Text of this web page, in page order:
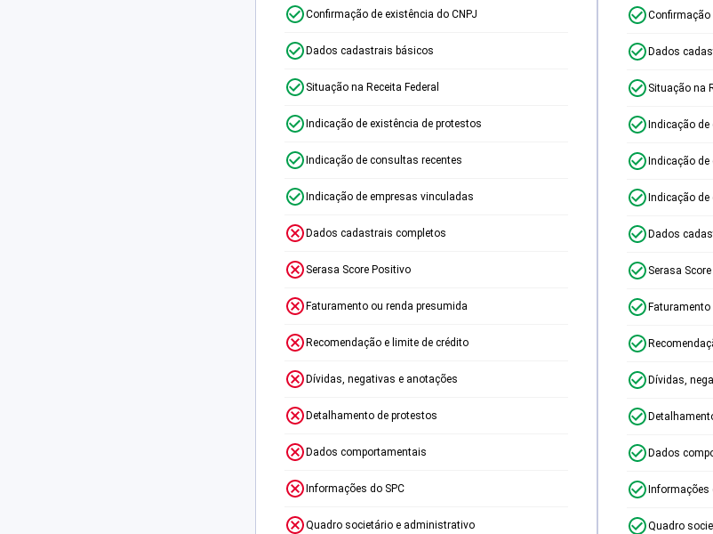
Confirmação de existência do CNPJ
Dados cadastrais básicos
Situação na Receita Federal
Indicação de existência de protestos
Indicação de consultas recentes
Indicação de empresas vinculadas
Dados cadastrais completos
Serasa Score Positivo
Faturamento ou renda presumida
Recomendação e limite de crédito
Dívidas, negativas e anotações
Detalhamento de protestos
Dados comportamentais
Informações do SPC
Quadro societário e administrativo
Confirmação
Dados
Situação na
Indicação de
Indicação de
Indicação
Dados
Serasa
Faturamento
Dívidas,
Dados
Informações
Quadro